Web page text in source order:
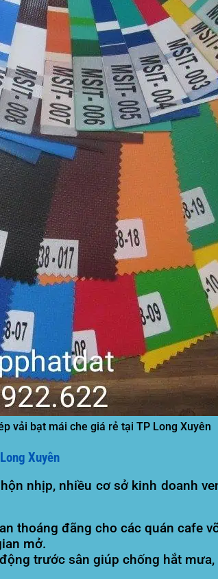
vải bạt mái che giá rẻ tại TP Long Xuyên
Xuyên
nhịp, nhiều cơ sở kinh doanh
thoáng đãng cho các quán cafe
mở.
trước sân giúp chống hắt